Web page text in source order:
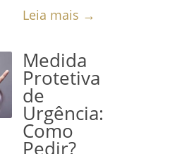
Leia mais →
Medida
Protetiva
de
Urgência:
Como
Pedir?